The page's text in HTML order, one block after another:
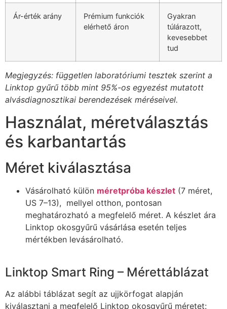
Ár-érték arány
Prémium funkciók
elérhető áron
Gyakran
túlárazott,
kevesebbet
tud
Megjegyzés: független laboratóriumi tesztek szerint a
Linktop gyűrű több mint 95%-os egyezést mutatott
alvásdiagnosztikai berendezések méréseivel.
Használat, méretválasztás
és karbantartás
Méret kiválasztása
Vásárolható külön méretpróba készlet (7 méret,
US 7–13), mellyel otthon, pontosan
meghatározható a megfelelő méret. A készlet ára
Linktop okosgyűrű vásárlása esetén teljes
mértékben levásárolható.
Linktop Smart Ring – Mérettáblázat
Az alábbi táblázat segít az ujjkörfogat alapján
kiválasztani a megfelelő Linktop okosgyűrű méretet: